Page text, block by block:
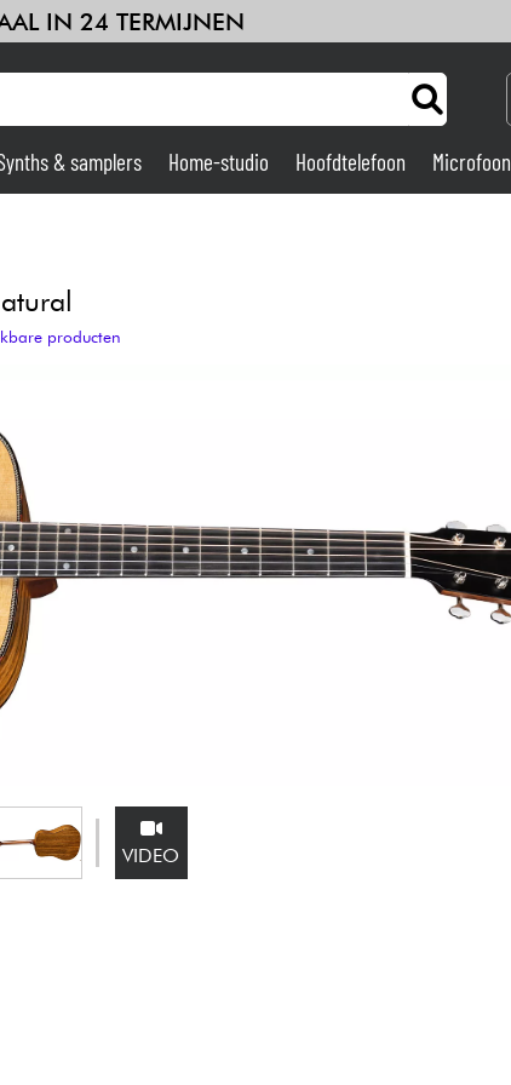
IN 24 TERMIJNEN
Sets
& samplers Home-studio Hoofdtelefoon Microfoon
producten
VIDEO